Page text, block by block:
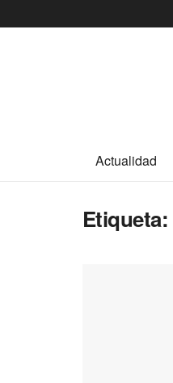
Actualidad
Etiqueta: